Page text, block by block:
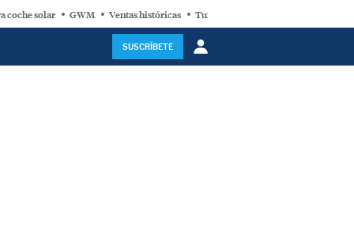
coche solar GWM Ventas históricas Turbina eólica
SUSCRÍBETE